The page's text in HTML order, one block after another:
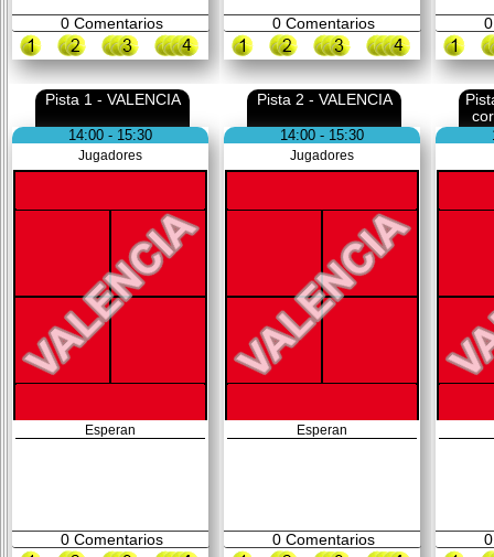
0Comentarios 0Comentarios 0
Pista 1 - VALENCIA
14:00 - 15:30
Jugadores
Esperan
0Comentarios
Pista 2 - VALENCIA
14:00 - 15:30
Jugadores
Esperan
0Comentarios 0